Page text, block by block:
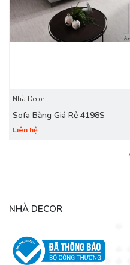
Nhà Decor
Sofa Băng Giá Rẻ 4198S
Liên hệ
NHÀ DECOR